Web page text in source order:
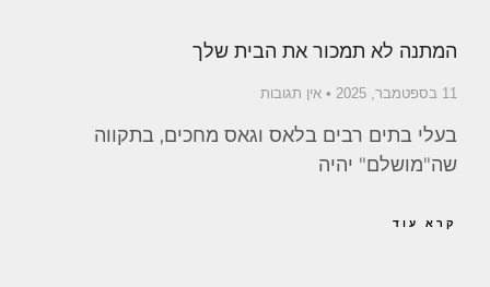
המתנה לא תמכור את הבית שלך
11 בספטמבר, 2025 אין תגובות
בעלי בתים רבים בלאס וגאס מחכים, בתקווה
שה"מושלם" יהיה
קרא עוד